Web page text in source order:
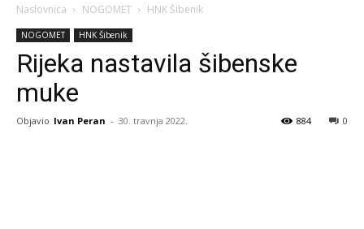
Naslovnica NOGOMET HNK Šibenik
NOGOMET HNK Šibenik
Rijeka nastavila šibenske
muke
Objavio Ivan Peran - 30. travnja 2022. 0
884